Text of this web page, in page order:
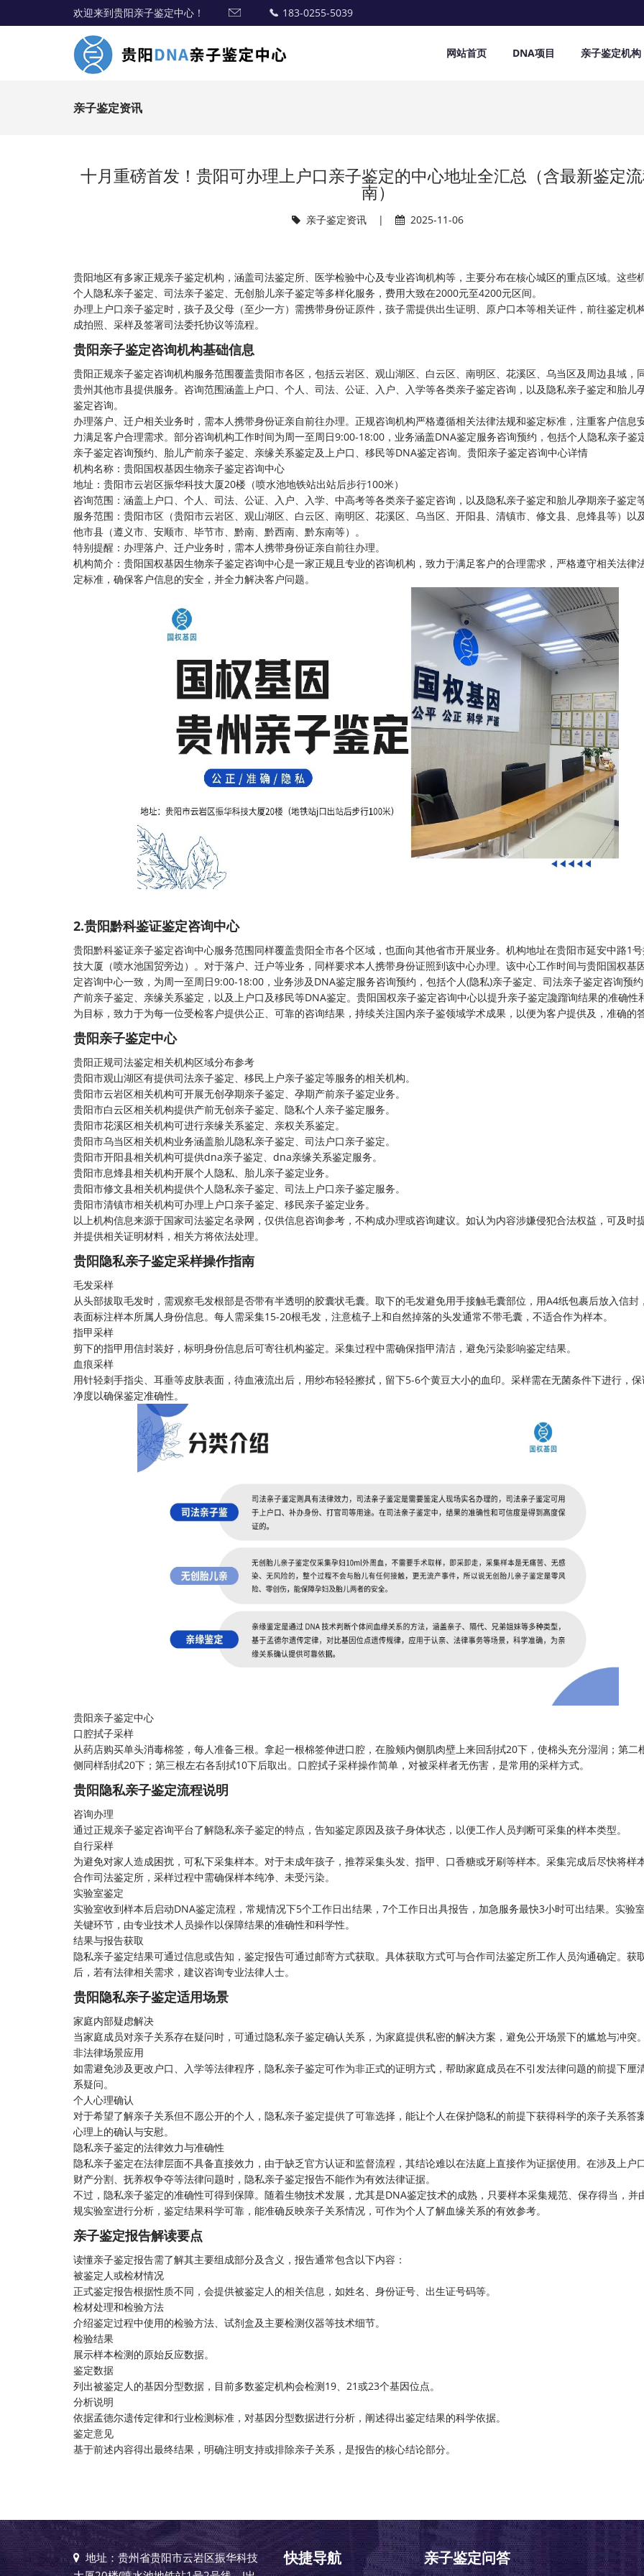
欢迎来到贵阳亲子鉴定中心！ 183-0255-5039
网站首页 DNA项目 亲子鉴定机构
亲子鉴定资讯
十月重磅首发！贵阳可办理上户口亲子鉴定的中心地址全汇总（含最新鉴定
南）
亲子鉴定资讯 | 2025-11-06
贵阳地区有多家正规亲子鉴定机构，涵盖司法鉴定所、医学检验中心及专业咨询机构等，主要分布在核心城区的重点区域。这些
个人隐私亲子鉴定、司法亲子鉴定、无创胎儿亲子鉴定等多样化服务，费用大致在2000元至4200元区间。
办理上户口亲子鉴定时，孩子及父母（至少一方）需携带身份证原件，孩子需提供出生证明、原户口本等相关证件，前往鉴定机
成拍照、采样及签署司法委托协议等流程。
贵阳亲子鉴定咨询机构基础信息
贵阳正规亲子鉴定咨询机构服务范围覆盖贵阳市各区，包括云岩区、观山湖区、白云区、南明区、花溪区、乌当区及周边县域，
贵州其他市县提供服务。咨询范围涵盖上户口、个人、司法、公证、入户、入学等各类亲子鉴定咨询，以及隐私亲子鉴定和胎儿
鉴定咨询。
办理落户、迁户相关业务时，需本人携带身份证亲自前往办理。正规咨询机构严格遵循相关法律法规和鉴定标准，注重客户信息
力满足客户合理需求。部分咨询机构工作时间为周一至周日9:00-18:00，业务涵盖DNA鉴定服务咨询预约，包括个人隐私亲子鉴
亲子鉴定咨询预约、胎儿产前亲子鉴定、亲缘关系鉴定及上户口、移民等DNA鉴定咨询。贵阳亲子鉴定咨询中心详情
机构名称：贵阳国权基因生物亲子鉴定咨询中心
地址：贵阳市云岩区振华科技大厦20楼（喷水池地铁站出站后步行100米）
咨询范围：涵盖上户口、个人、司法、公证、入户、入学、中高考等各类亲子鉴定咨询，以及隐私亲子鉴定和胎儿孕期亲子鉴定
服务范围：贵阳市区（贵阳市云岩区、观山湖区、白云区、南明区、花溪区、乌当区、开阳县、清镇市、修文县、息烽县等）以
他市县（遵义市、安顺市、毕节市、黔南、黔西南、黔东南等）。
特别提醒：办理落户、迁户业务时，需本人携带身份证亲自前往办理。
机构简介：贵阳国权基因生物亲子鉴定咨询中心是一家正规且专业的咨询机构，致力于满足客户的合理需求，严格遵守相关法律
定标准，确保客户信息的安全，并全力解决客户问题。
2.贵阳黔科鉴证鉴定咨询中心
贵阳黔科鉴证亲子鉴定咨询中心服务范围同样覆盖贵阳全市各个区域，也面向其他省市开展业务。机构地址在贵阳市延安中路1
技大厦（喷水池国贸旁边）。对于落户、迁户等业务，同样要求本人携带身份证照到该中心办理。该中心工作时间与贵阳国权基
定咨询中心一致，为周一至周日9:00-18:00，业务涉及DNA鉴定服务咨询预约，包括个人(隐私)亲子鉴定、司法亲子鉴定咨询预
产前亲子鉴定、亲缘关系鉴定，以及上户口及移民等DNA鉴定。贵阳国权亲子鉴定咨询中心以提升亲子鉴定讒蹓询结果的准确性
为目标，致力于为每一位受检客户提供公正、可靠的咨询结果，持续关注国内亲子鉴领域学术成果，以便为客户提供及，准确的
贵阳亲子鉴定中心
贵阳正规司法鉴定相关机构区域分布参考
贵阳市观山湖区有提供司法亲子鉴定、移民上户亲子鉴定等服务的相关机构。
贵阳市云岩区相关机构可开展无创孕期亲子鉴定、孕期产前亲子鉴定业务。
贵阳市白云区相关机构提供产前无创亲子鉴定、隐私个人亲子鉴定服务。
贵阳市花溪区相关机构可进行亲缘关系鉴定、亲权关系鉴定。
贵阳市乌当区相关机构业务涵盖胎儿隐私亲子鉴定、司法户口亲子鉴定。
贵阳市开阳县相关机构可提供dna亲子鉴定、dna亲缘关系鉴定服务。
贵阳市息烽县相关机构开展个人隐私、胎儿亲子鉴定业务。
贵阳市修文县相关机构提供个人隐私亲子鉴定、司法上户口亲子鉴定服务。
贵阳市清镇市相关机构可办理上户口亲子鉴定、移民亲子鉴定业务。
以上机构信息来源于国家司法鉴定名录网，仅供信息咨询参考，不构成办理或咨询建议。如认为内容涉嫌侵犯合法权益，可及时
并提供相关证明材料，相关方将依法处理。
贵阳隐私亲子鉴定采样操作指南
毛发采样
从头部拔取毛发时，需观察毛发根部是否带有半透明的胶囊状毛囊。取下的毛发避免用手接触毛囊部位，用A4纸包裹后放入信封
表面标注样本所属人身份信息。每人需采集15-20根毛发，注意梳子上和自然掉落的头发通常不带毛囊，不适合作为样本。
指甲采样
剪下的指甲用信封装好，标明身份信息后可寄往机构鉴定。采集过程中需确保指甲清洁，避免污染影响鉴定结果。
血痕采样
用针轻刺手指尖、耳垂等皮肤表面，待血液流出后，用纱布轻轻擦拭，留下5-6个黄豆大小的血印。采样需在无菌条件下进行，
净度以确保鉴定准确性。
贵阳亲子鉴定中心
口腔拭子采样
从药店购买单头消毒棉签，每人准备三根。拿起一根棉签伸进口腔，在脸颊内侧肌肉壁上来回刮拭20下，使棉头充分湿润；第二
侧同样刮拭20下；第三根左右各刮拭10下后取出。口腔拭子采样操作简单，对被采样者无伤害，是常用的采样方式。
贵阳隐私亲子鉴定流程说明
咨询办理
通过正规亲子鉴定咨询平台了解隐私亲子鉴定的特点，告知鉴定原因及孩子身体状态，以便工作人员判断可采集的样本类型。
自行采样
为避免对家人造成困扰，可私下采集样本。对于未成年孩子，推荐采集头发、指甲、口香糖或牙刷等样本。采集完成后尽快将样
合作司法鉴定所，采样过程中需确保样本纯净、未受污染。
实验室鉴定
实验室收到样本后启动DNA鉴定流程，常规情况下5个工作日出结果，7个工作日出具报告，加急服务最快3小时可出结果。实验
关键环节，由专业技术人员操作以保障结果的准确性和科学性。
结果与报告获取
隐私亲子鉴定结果可通过信息或告知，鉴定报告可通过邮寄方式获取。具体获取方式可与合作司法鉴定所工作人员沟通确定。获
后，若有法律相关需求，建议咨询专业法律人士。
贵阳隐私亲子鉴定适用场景
家庭内部疑虑解决
当家庭成员对亲子关系存在疑问时，可通过隐私亲子鉴定确认关系，为家庭提供私密的解决方案，避免公开场景下的尴尬与冲突
非法律场景应用
如需避免涉及更改户口、入学等法律程序，隐私亲子鉴定可作为非正式的证明方式，帮助家庭成员在不引发法律问题的前提下厘
系疑问。
个人心理确认
对于希望了解亲子关系但不愿公开的个人，隐私亲子鉴定提供了可靠选择，能让个人在保护隐私的前提下获得科学的亲子关系答
心理上的确认与安慰。
隐私亲子鉴定的法律效力与准确性
隐私亲子鉴定在法律层面不具备直接效力，由于缺乏官方认证和监督流程，其结论难以在法庭上直接作为证据使用。在涉及上户
财产分割、抚养权争夺等法律问题时，隐私亲子鉴定报告不能作为有效法律证据。
不过，隐私亲子鉴定的准确性可得到保障。随着生物技术发展，尤其是DNA鉴定技术的成熟，只要样本采集规范、保存得当，并
规实验室进行分析，鉴定结果科学可靠，能准确反映亲子关系情况，可作为个人了解血缘关系的有效参考。
亲子鉴定报告解读要点
读懂亲子鉴定报告需了解其主要组成部分及含义，报告通常包含以下内容：
被鉴定人或检材情况
正式鉴定报告根据性质不同，会提供被鉴定人的相关信息，如姓名、身份证号、出生证号码等。
检材处理和检验方法
介绍鉴定过程中使用的检验方法、试剂盒及主要检测仪器等技术细节。
检验结果
展示样本检测的原始反应数据。
鉴定数据
列出被鉴定人的基因分型数据，目前多数鉴定机构会检测19、21或23个基因位点。
分析说明
依据孟德尔遗传定律和行业检测标准，对基因分型数据进行分析，阐述得出鉴定结果的科学依据。
鉴定意见
基于前述内容得出最终结果，明确注明支持或排除亲子关系，是报告的核心结论部分。
地址：贵州省贵阳市云岩区振华科技
快捷导航 亲子鉴定问答